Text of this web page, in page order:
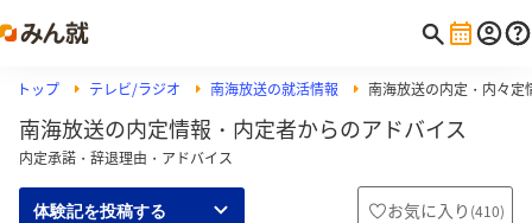
トップ テレビ/ラジオ 南海放送の就活情報 南海放送の内定・内々定
南海放送の内定情報・内定者からのアドバイス
内定承諾・辞退理由・アドバイス
体験記を投稿する お気に入り (410)